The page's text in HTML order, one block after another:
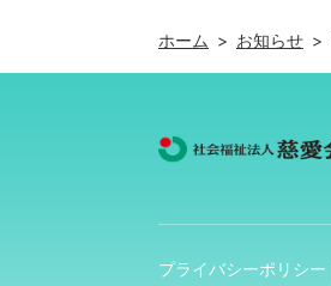
ホーム お知らせ
プライバシーポリシー